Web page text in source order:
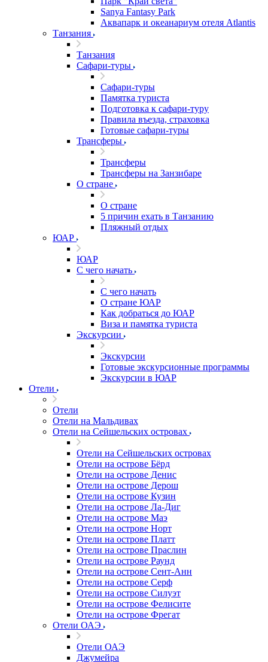
Sanya Fantasy Park
Аквапарк и океанариум отеля Atlantis
Танзания
Танзания
Сафари-туры
Сафари-туры
Памятка туриста
Подготовка к сафари-туру
Правила въезда, страховка
Готовые сафари-туры
Трансферы
Трансферы
Трансферы на Занзибаре
О стране
О стране
5 причин ехать в Танзанию
Пляжный отдых
ЮАР
ЮАР
С чего начать
С чего начать
О стране ЮАР
Как добраться до ЮАР
Виза и памятка туриста
Экскурсии
Экскурсии
Готовые экскурсионные программы
Экскурсии в ЮАР
Отели
Отели
Отели на Мальдивах
Отели на Сейшельских островах
Отели на Сейшельских островах
Отели на острове Бёрд
Отели на острове Денис
Отели на острове Дерош
Отели на острове Кузин
Отели на острове Ла-Диг
Отели на острове Маэ
Отели на острове Норт
Отели на острове Платт
Отели на острове Праслин
Отели на острове Раунд
Отели на острове Сент-Анн
Отели на острове Серф
Отели на острове Силуэт
Отели на острове Фелисите
Отели на острове Фрегат
Отели ОАЭ
Отели ОАЭ
Джумейра